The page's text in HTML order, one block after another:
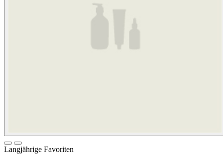
Langjährige Favoriten